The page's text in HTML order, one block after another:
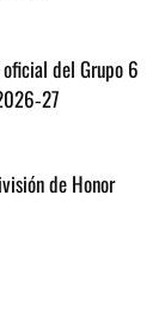
del Grupo 6
de Honor